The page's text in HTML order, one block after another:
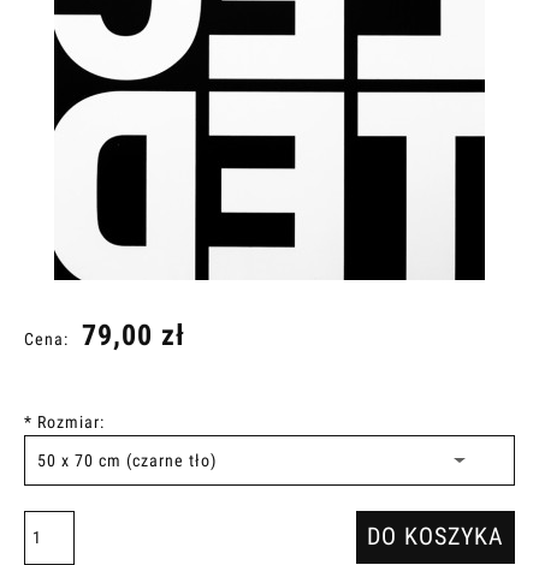
Cena: 79,00 zł
* Rozmiar:
DO KOSZYKA